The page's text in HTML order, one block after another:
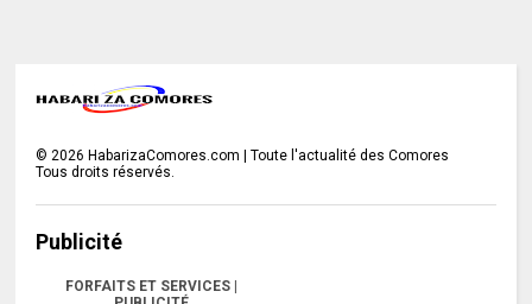
©2026 HabarizaComores.com | Toute l'actualité des Comores
Tous droits réservés.
Publicité
FORFAITS ET SERVICES |